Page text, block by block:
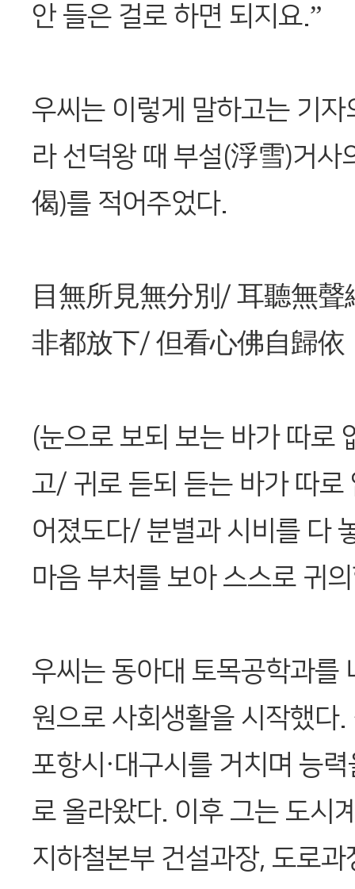
안 들은 걸로 하면 되지요.”
우씨는 이렇게 말하고는 기
라 선덕왕 때 부설(浮雪)거사
偈)를 적어주었다.
目無所見無分別/ 耳聽無
非都放下/ 但看心佛自歸依
(눈으로 보되 보는 바가 따로
고/ 귀로 듣되 듣는 바가 따로
어졌도다/ 분별과 시비를 다
마음 부처를 보아 스스로 귀
우씨는 동아대 토목공학과를
원으로 사회생활을 시작했다.
포항시·대구시를 거치며 능
로 올라왔다. 이후 그는 도시
지하철본부 건설과장, 도로